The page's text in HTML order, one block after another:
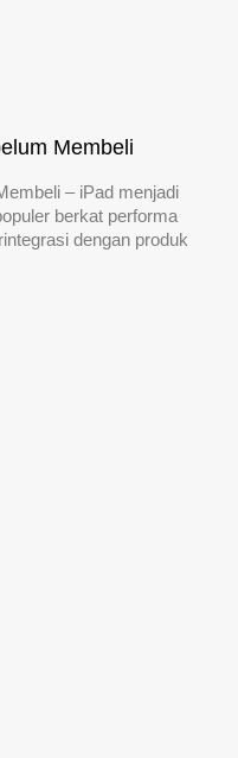
Membeli
– iPad menjadi
berkat performa
dengan produk